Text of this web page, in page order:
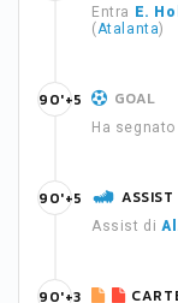
Entra E.
(Atalanta)
GOAL
Ha segnato
90'+5
ASSIST
Assist di
90'+5
90'+3